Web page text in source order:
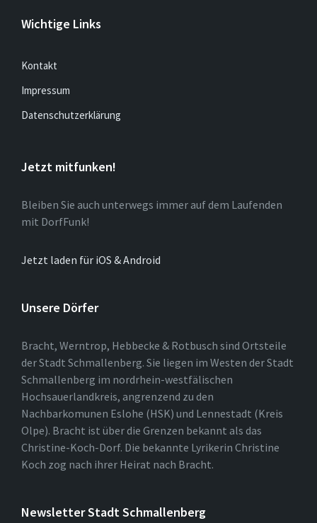
Wichtige Links
Kontakt
Impressum
Datenschutzerklärung
Jetzt mitfunken!
Bleiben Sie auch unterwegs immer auf dem Laufenden
mit DorfFunk!
Jetzt laden für iOS & Android
Unsere Dörfer
Bracht, Werntrop, Hebbecke & Rotbusch sind Ortsteile
der Stadt Schmallenberg. Sie liegen im Westen der Stadt
Schmallenberg im nordrhein-westfälischen
Hochsauerlandkreis, angrenzend zu den
Nachbarkomunen Eslohe (HSK) und Lennestadt (Kreis
Olpe). Bracht ist über die Grenzen bekannt als das
Christine-Koch-Dorf. Die bekannte Lyrikerin Christine
Koch zog nach ihrer Heirat nach Bracht.
Newsletter Stadt Schmallenberg